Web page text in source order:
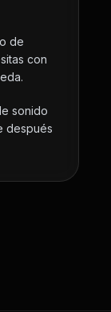
de
con
sonido
después